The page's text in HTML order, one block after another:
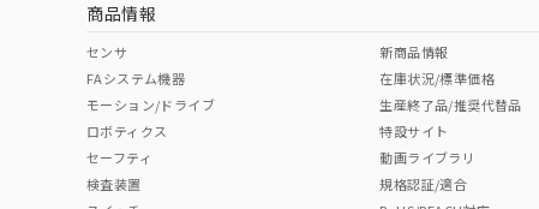
中国 RoHS表
Pb Hg Cr(VI)
商品情報
センサ
FAシステム機器
モーション/ドライブ
ロボティクス
セーフティ
検査装置
新商品情報
在庫状況/標準価格
生産終了品/推奨代替品
特設サイト
動画ライブラリ
規格認証/適合